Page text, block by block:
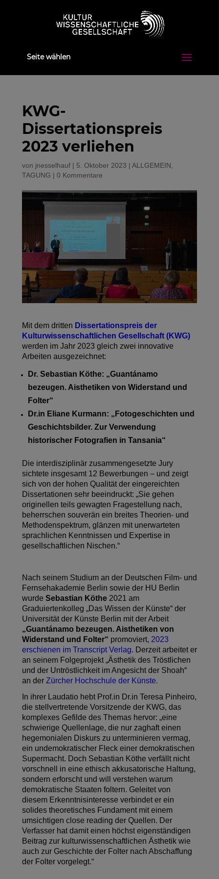
Seite wählen
KWG-
Dissertationspreis
2023 verliehen
von jnesselhauf| 5. Oktober 2023 | ALLGEMEIN
TAGUNG | 0 Kommentare
Mit dem dritten Dissertationspreis der
Kulturwissenschaftlichen Gesellschaft (KWG)
werden im Jahr 2023 gleich zwei innovative
Arbeiten ausgezeichnet:
Dr. Sebastian Köthe: „Guantánamo
bezeugen. Aisthetiken von Widerstand und
Folter“
Dr.in Eliane Kurmann: „Fotogeschichten und
Geschichtsbilder. Zur Verwendung
historischer Fotografien in Tansania“
Die interdisziplinär zusammengesetzte Jury
sichtete insgesamt 12 Bewerbungen – und zeigt
sich von der hohen Qualität der eingereichten
Dissertationen sehr beeindruckt: „Sie gehen
originellen teils gewagten Fragestellung nach,
beherrschen souverän ein breites Theorien- und
Methodenspektrum, glänzen mit unerwarteten
sprachlichen Kenntnissen und Expertise in
gesellschaftlichen Nischen.“
Nach seinem Studium an der Deutschen Film- und
Fernsehakademie Berlin sowie der HU Berlin
wurde Sebastian Köthe2021 am
Graduiertenkolleg „Das Wissen der Künste“ der
Universität der Künste Berlin mit der Arbeit
„Guantánamo bezeugen. Aisthetiken von
Widerstand und Folter“ promoviert, 2023
erschienen im Transcript Verlag. Derzeit arbeitet er
an seinem Folgeprojekt „Ästhetik des Tröstlichen
und der Untröstlichkeit im Angesicht der Shoah“
an der Zürcher Hochschule der Künste.
In ihrer Laudatio hebt Prof.in Dr.in Teresa Pinheiro,
die stellvertretende Vorsitzende der KWG, das
komplexes Gefilde des Themas hervor: „eine
schwierige Quellenlage, die nur zaghaft einen
hegemonialen Diskurs zu unterminieren vermag,
ein undemokratischer Fleck einer demokratischen
Supermacht. Doch Sebastian Köthe verfällt nicht
vorschnell in eine ethisch akkusatorische Haltung,
sondern erforscht und will verstehen warum
demokratische Staaten foltern. Geleitet von
diesem Erkenntnisinteresse verbindet er ein
solides theoretisches Fundament mit einem
umsichtigen close reading der Quellen. Der
Verfasser hat damit einen höchst eigenständigen
Beitrag zur kulturwissenschaftlichen Ästhetik wie
auch zur Geschichte der Folter nach Abschaffung
der Folter vorgelegt.“